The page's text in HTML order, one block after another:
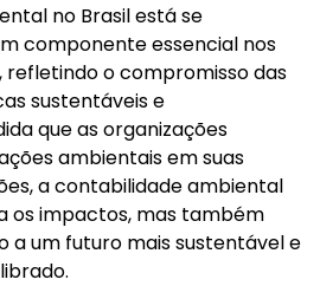
no Brasil está se
componente essencial nos
refletindo o compromisso das
sustentáveis e
que as organizações
ambientais em suas
a contabilidade ambiental
os impactos, mas também
a um futuro mais sustentável e